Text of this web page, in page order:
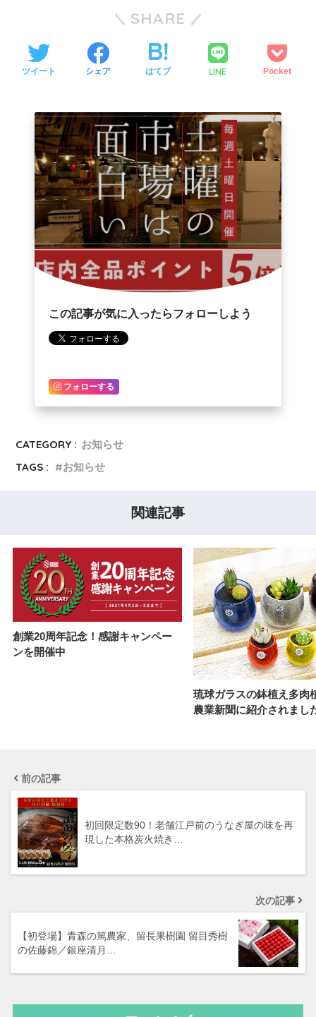
SHARE
ツイート シェア はてブ LINE Pocket
この記事が気に入ったらフォローしよう
フォローする
CATEGORY : お知らせ
TAGS :
お知らせ
関連記事
創業20周年記念！感謝キャンペー
ンを開催中
琉球ガラスの鉢植え多肉
農業新聞に紹介されまし
前の記事
初回限定数90！老舗江戸前のうなぎ屋の味を再
現した本格炭火焼き…
次の記事
【初登場】青森の篤農家、留長果樹園 留目秀樹
の佐藤錦／銀座清月…